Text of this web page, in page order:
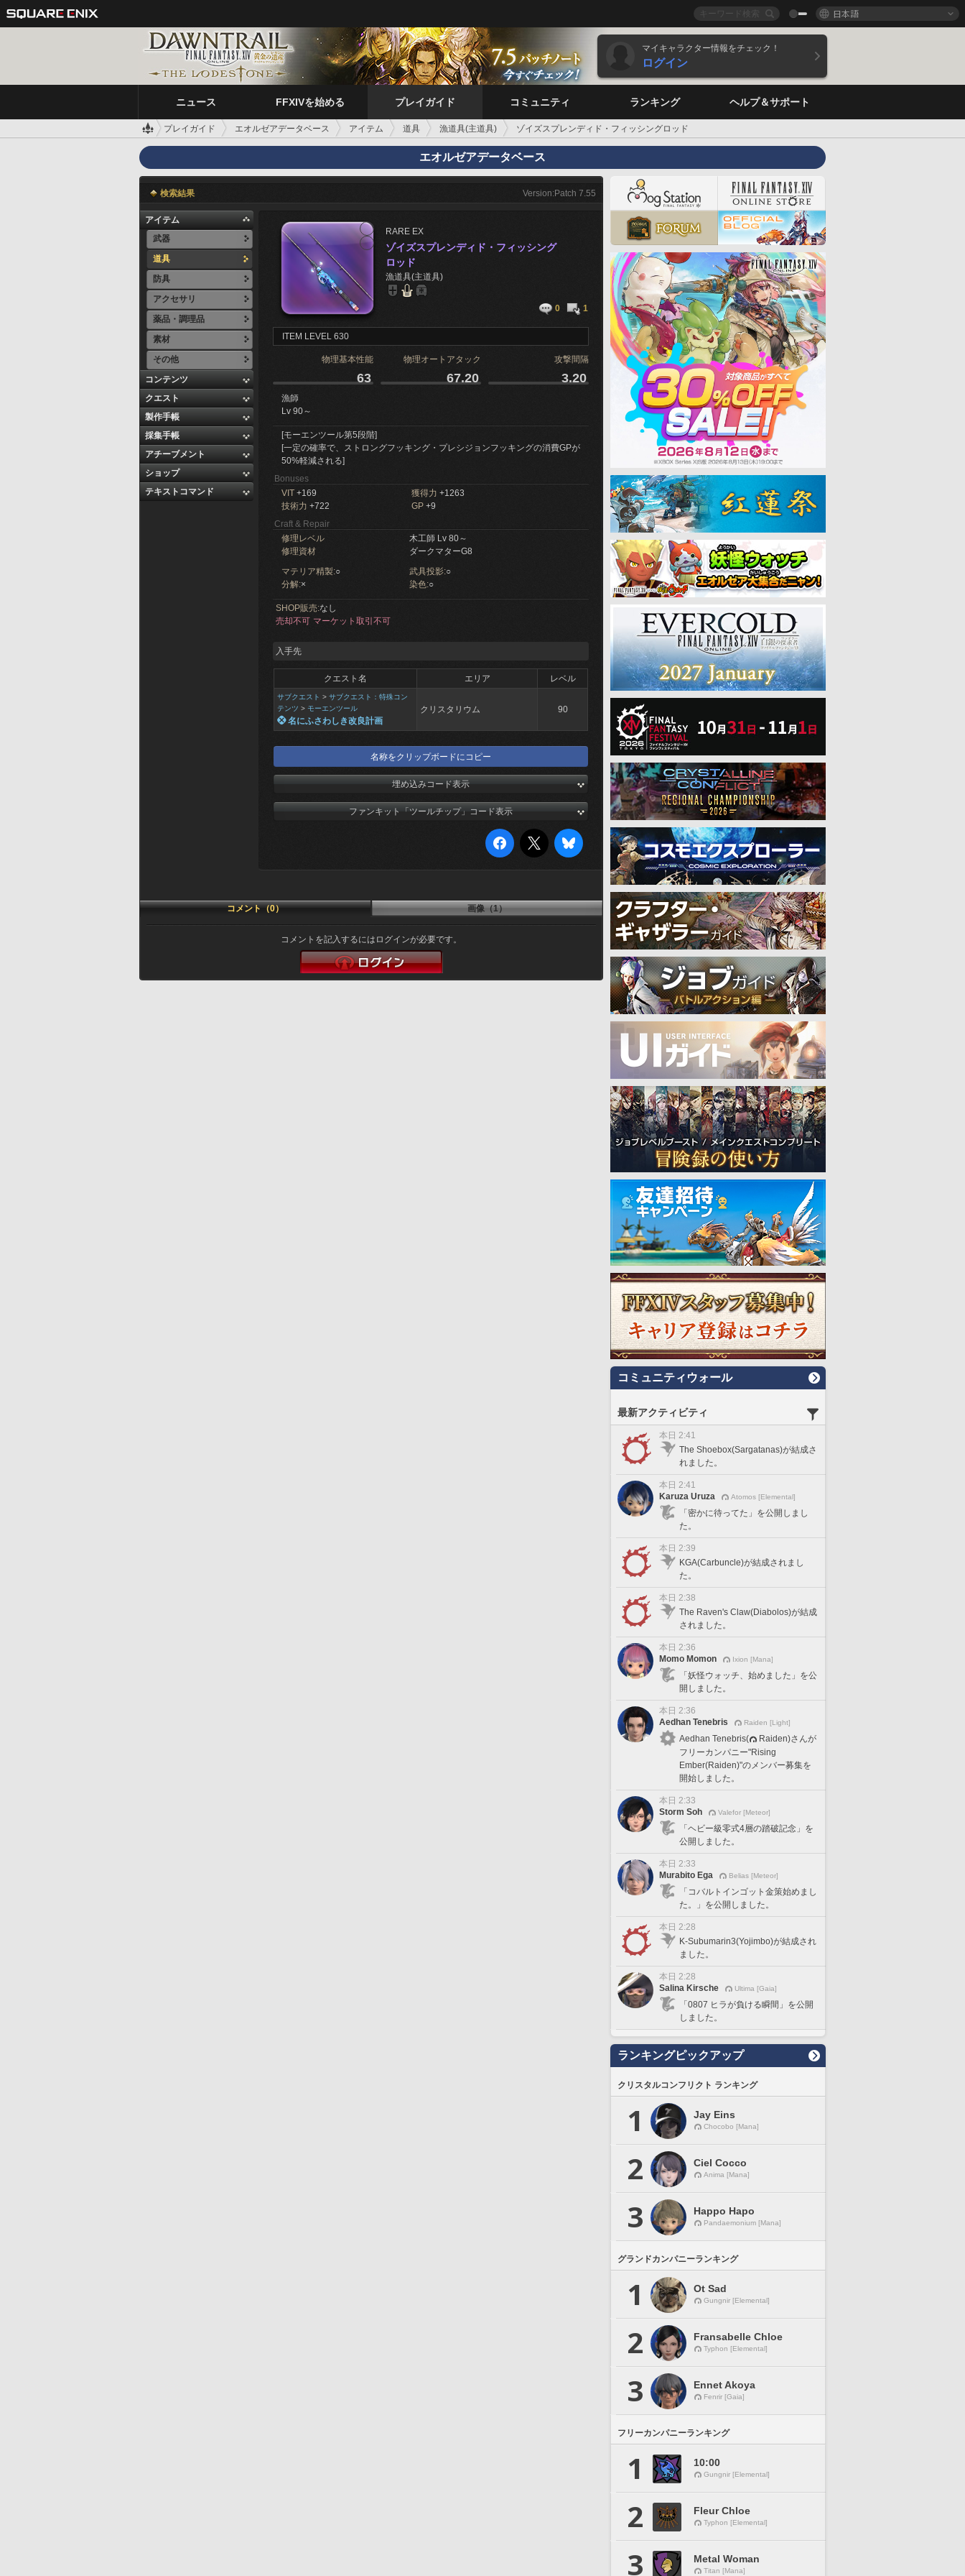
日本語
マイキャラクター情報をチェック！
ログイン
ニュース FFXIVを始める プレイガイド コミュニティ ランキング ヘルプ＆サポート
プレイガイド エオルゼアデータベース アイテム 道具 漁道具(主道具) ゾイズスプレンディド・フィッシングロッド
エオルゼアデータベース
検索結果 Version:Patch 7.55
アイテム
武器
道具
防具
アクセサリ
薬品・調理品
素材
その他
コンテンツ
クエスト
製作手帳
採集手帳
アチーブメント
ショップ
テキストコマンド
RARE EX
ゾイズスプレンディド・フィッシング
ロッド
漁道具(主道具)
0 1
ITEM LEVEL 630
物理基本性能 物理オートアタック 攻撃間隔
63 67.20 3.20
漁師
Lv 90～
[モーエンツール第5段階]
[一定の確率で、ストロングフッキング・プレシジョンフッキングの消費GPが
50%軽減される]
Bonuses
VIT +169 獲得力 +1263
技術力 +722 GP +9
Craft & Repair
修理レベル
木工師 Lv 80～
修理資材
ダークマターG8
マテリア精製:○ 武具投影:○
分解:× 染色:○
SHOP販売:なし
売却不可 マーケット取引不可
入手先
クエスト名 エリア レベル
サブクエスト > サブクエスト：特殊コン
テンツ > モーエンツール
 名にふさわしき改良計画
クリスタリウム 90
名称をクリップボードにコピー
埋め込みコード表示
ファンキット「ツールチップ」コード表示
コメント（0） 画像（1）
コメントを記入するにはログインが必要です。
コミュニティウォール
最新アクティビティ
本日 2:41
The Shoebox(Sargatanas)が結成さ
れました。
本日 2:41
Karuza Uruza
Atomos [Elemental]
「密かに待ってた」を公開しまし
た。
本日 2:39
KGA(Carbuncle)が結成されまし
た。
本日 2:38
The Raven's Claw(Diabolos)が結成
されました。
本日 2:36
Momo Momon
Ixion [Mana]
「妖怪ウォッチ、始めました」を公
開しました。
本日 2:36
Aedhan Tenebris
Raiden [Light]
Aedhan Tenebris(
Raiden)さんが
フリーカンパニー"Rising
Ember(Raiden)"のメンバー募集を
開始しました。
本日 2:33
Storm Soh
Valefor [Meteor]
「ヘビー級零式4層の踏破記念」を
公開しました。
本日 2:33
Murabito Ega
Belias [Meteor]
「コバルトインゴット金策始めまし
た。」を公開しました。
本日 2:28
K-Subumarin3(Yojimbo)が結成され
ました。
本日 2:28
Salina Kirsche
Ultima [Gaia]
「0807 ヒラが負ける瞬間」を公開
しました。
ランキングピックアップ
クリスタルコンフリクト ランキング
1 Jay Eins
Chocobo [Mana]
2 Ciel Cocco
Anima [Mana]
3 Happo Hapo
Pandaemonium [Mana]
グランドカンパニーランキング
1 Ot Sad
Gungnir [Elemental]
2 Fransabelle Chloe
Typhon [Elemental]
3 Ennet Akoya
Fenrir [Gaia]
フリーカンパニーランキング
1 10:00
Gungnir [Elemental]
2 Fleur Chloe
Typhon [Elemental]
3 Metal Woman
Titan [Mana]